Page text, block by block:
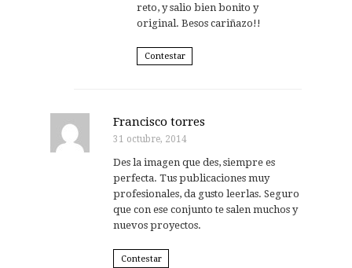
reto, y salio bien bonito y
original. Besos cariñazo!!
Contestar
Francisco torres
31 octubre, 2014
Des la imagen que des, siempre es
perfecta. Tus publicaciones muy
profesionales, da gusto leerlas. Seguro
que con ese conjunto te salen muchos y
nuevos proyectos.
Contestar